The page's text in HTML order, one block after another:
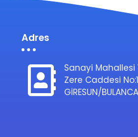
Adres
Sanayi Mahallesi
Zere Caddesi
GİRESUN/